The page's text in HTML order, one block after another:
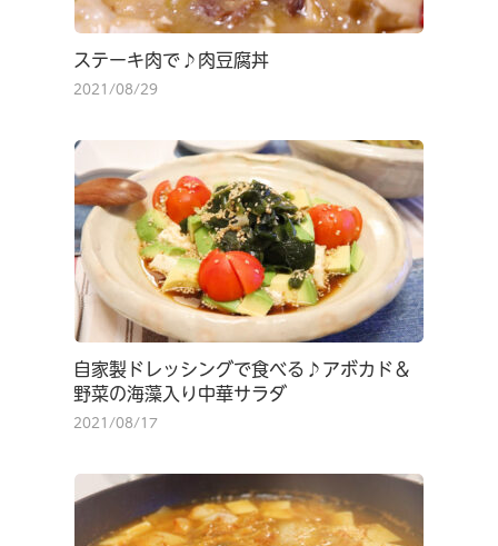
ステーキ肉で♪肉豆腐丼
2021/08/29
自家製ドレッシングで食べる♪アボカド＆
野菜の海藻入り中華サラダ
2021/08/17